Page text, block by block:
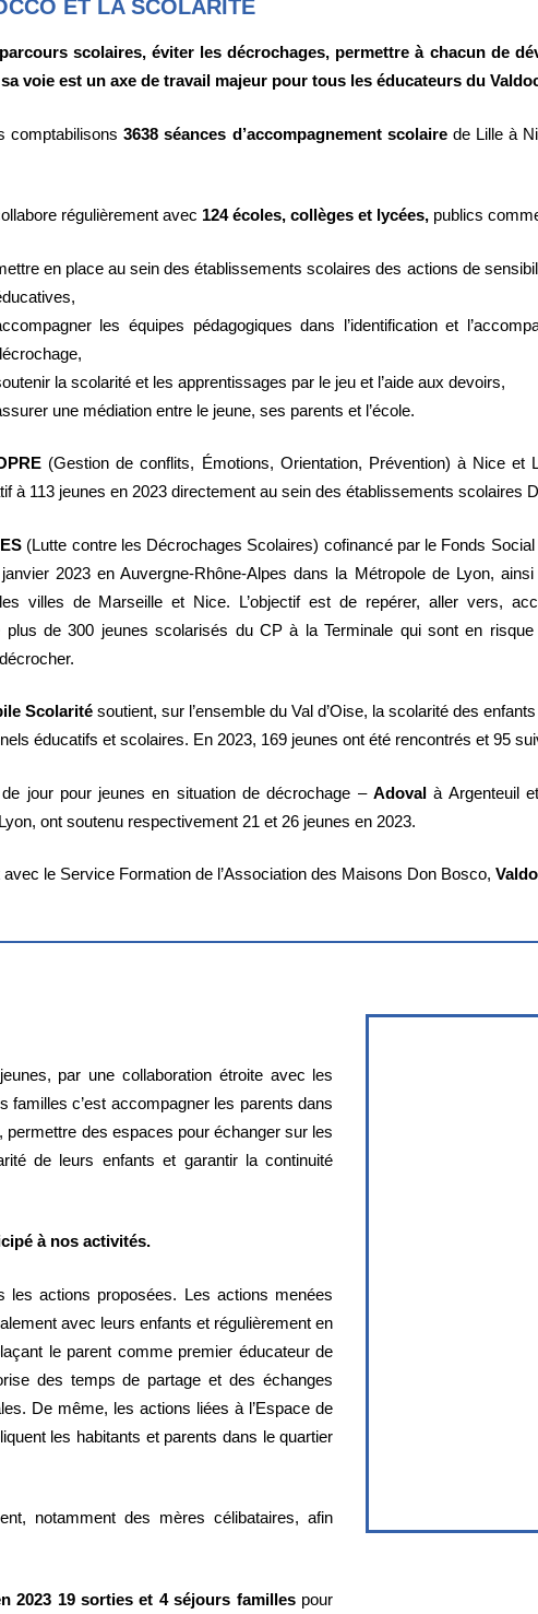
ET LA SCOLARITE
scolaires, éviter les décrochages, permettre à chacun de
voie est un axe de travail majeur pour tous les éducateurs du
comptabilisons 3638 séances d’accompagnement scolaire de Lille à
régulièrement avec 124 écoles, collèges et lycées, publics
en place au sein des établissements scolaires des actions de
les équipes pédagogiques dans l’identification et
la scolarité et les apprentissages par le jeu et l’aide aux devoirs,
une médiation entre le jeune, ses parents et l’école.
(Gestion de conflits, Émotions, Orientation, Prévention) à Nice et
à 113 jeunes en 2023 directement au sein des établissements scolaires
(Lutte contre les Décrochages Scolaires) cofinancé par le Fonds
2023 en Auvergne-Rhône-Alpes dans la Métropole de Lyon, ainsi
villes de Marseille et Nice. L’objectif est de repérer, aller vers,
plus de 300 jeunes scolarisés du CP à la Terminale qui sont en
Scolaritésoutient, sur l’ensemble du Val d’Oise, la scolarité des
éducatifs et scolaires. En 2023, 169 jeunes ont été rencontrés et 95
jour pour jeunes en situation de décrochage – Adovalà Argenteuil
ont soutenu respectivement 21 et 26 jeunes en 2023.
avec le Service Formation de l’Association des Maisons Don Bosco,
par une collaboration étroite avec les
c’est accompagner les parents dans
des espaces pour échanger sur les
de leurs enfants et garantir la continuité
à nos activités.
les actions proposées. Les actions menées
avec leurs enfants et régulièrement en
le parent comme premier éducateur de
des temps de partage et des échanges
De même, les actions liées à l’Espace de
les habitants et parents dans le quartier
notamment des mères célibataires, afin
2023 19 sorties et 4 séjours famillespour